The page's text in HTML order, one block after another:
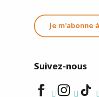
Je m'abonne
Suivez-nous